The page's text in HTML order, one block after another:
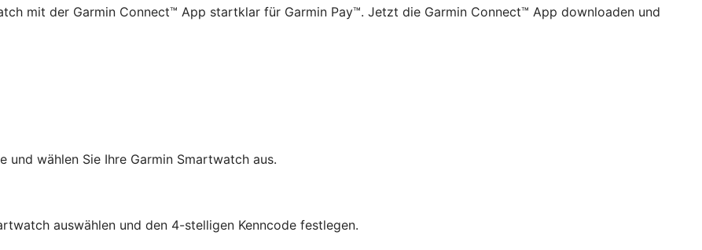
mit der Garmin Connect™ App startklar für Garmin Pay™. Jetzt die Garmin Connect™ App downloaden und
wählen Sie Ihre Garmin Smartwatch aus.
auswählen und den 4-stelligen Kenncode festlegen.